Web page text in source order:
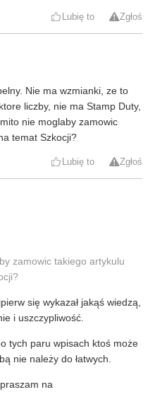
Lubię to Zgłoś
Nie ma wzmianki, ze to
liczby, nie ma Stamp Duty,
nie moglaby zamowic
temat Szkocji?
Lubię to Zgłoś
zamowic takiego artykulu
się wykazał jakąś wiedzą,
i uszczypliwość.
tych paru wpisach ktoś może
nie należy do łatwych.
na